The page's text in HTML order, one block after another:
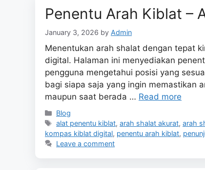
Penentu Arah Kiblat –
January 3, 2026 by Admin
Menentukan arah shalat dengan tepat
digital. Halaman ini menyediakan
pengguna mengetahui posisi yang
bagi siapa saja yang ingin memastikan
maupun saat berada … Read more
Categories
Blog
Tags
alat penentu kiblat,arah shalat akurat,arah
kompas kiblat digital, penentu arah kiblat,
Leave a comment